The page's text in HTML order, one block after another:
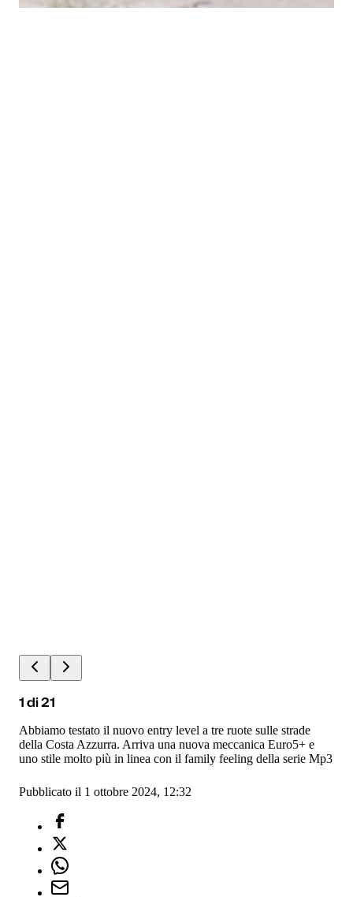
1di21
Abbiamo testato il nuovo entry level a tre ruote sulle strade
della Costa Azzurra. Arriva una nuova meccanica Euro5+ e
uno stile molto più in linea con il family feeling della serie Mp3
Pubblicato il 1 ottobre 2024, 12:32